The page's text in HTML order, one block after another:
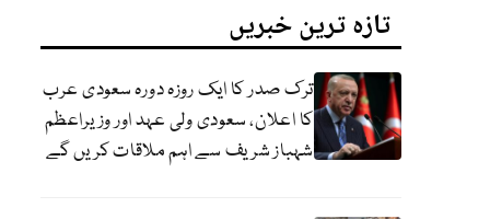
تازہ ترین خبریں
ترک صدر کا ایک روزہ دورہ سعودی عرب
کا اعلان، سعودی ولی عہد اور وزیراعظم
شہباز شریف سے اہم ملاقات کریں گے